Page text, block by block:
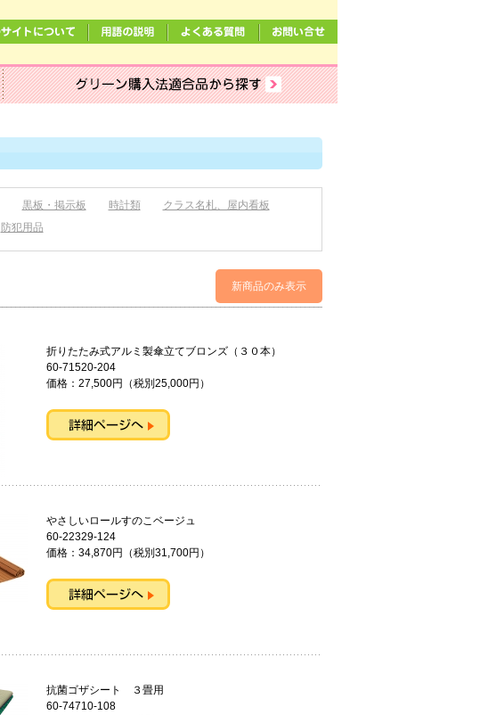
黒板・掲示板 時計類
クラス名札、屋内看板
防犯用品
新商品のみ表示
折りたたみ式アルミ製傘立てブロンズ（３０本）
60-71520-204
価格：27,500円（税別25,000円）
やさしいロールすのこベージュ
60-22329-124
価格：34,870円（税別31,700円）
抗菌ゴザシート ３畳用
60-74710-108